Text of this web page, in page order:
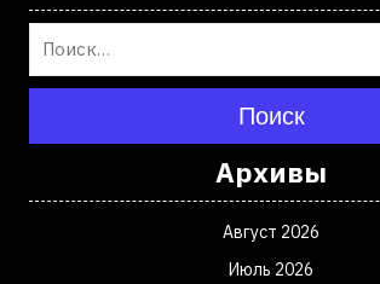
Поиск
Архивы
Август 2026
Июль 2026